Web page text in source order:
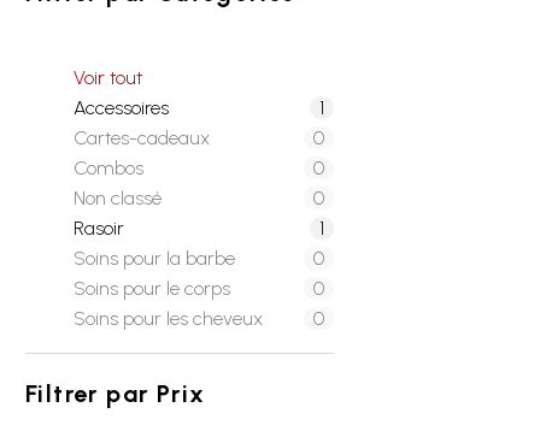
Voir tout
Accessoires
1
Cartes-cadeaux
0
Combos
0
Non classé
0
Rasoir
1
Soins pour la barbe
0
Soins pour le corps
0
Soins pour les cheveux
0
Filtrer par Prix